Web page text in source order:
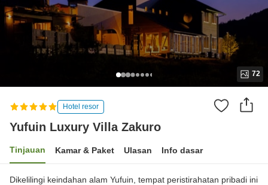
72
Hotel resor
Yufuin Luxury Villa Zakuro
Tinjauan Kamar & Paket Ulasan Info dasar
Dikelilingi keindahan alam Yufuin, tempat peristirahatan pribadi ini